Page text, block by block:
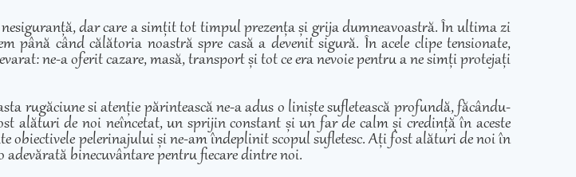
dar care a simțit tot timpul prezența și grija dumneavoastră. În ultima zi
când călătoria noastră spre casă a devenit sigură. În acele clipe tensionate,
ne-a oferit cazare, masă, transport și tot ce era nevoie pentru a ne simți protejați
rugăciune si atenție părintească ne-a adus o liniște sufletească profundă, făcându-
alături de noi neîncetat, un sprijin constant și un far de calm și credință în aceste
pelerinajului și ne-am îndeplinit scopul sufletesc. Ați fost alături de noi în
binecuvântare pentru fiecare dintre noi.